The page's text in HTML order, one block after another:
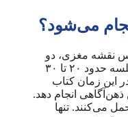
نقشه مغزی، دو
الکترود را روی سر قرار می‌دهد. جلسه حدود ۲۰ تا ۳۰
این زمان کتاب
انجام دهد.
می‌کنند. تنها